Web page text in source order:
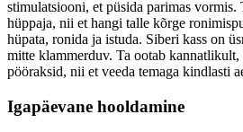
stimulatsiooni, et püsida parimas vormis.
hüppaja, nii et hangi talle kõrge
hüpata, ronida ja istuda. Siberi kass on
mitte klammerduv. Ta ootab kannatlikult,
pööraksid, nii et veeda temaga kindlasti
Igapäevane hooldamine